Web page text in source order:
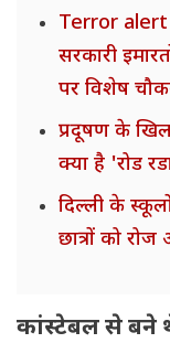
Terror alert
सरकारी
पर विशेष
प्रदूषण के
क्या है 'रोड
दिल्ली के
छात्रों को
कांस्टेबल से बने